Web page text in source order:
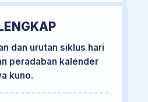
dan urutan siklus hari
peradaban kalender
kuno.